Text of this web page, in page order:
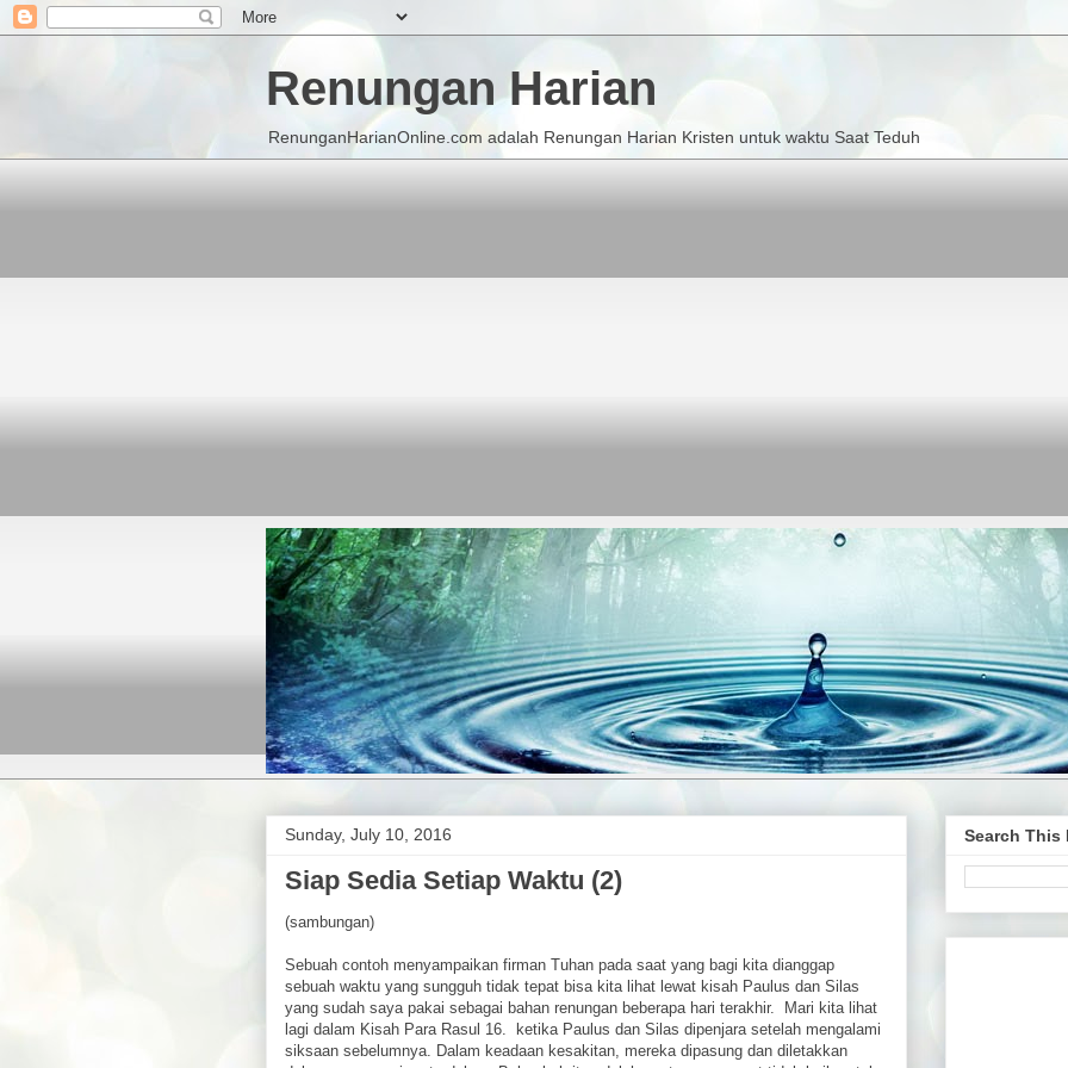
Renungan Harian
RenunganHarianOnline.com adalah Renungan Harian Kristen untuk waktu Saat Teduh
Sunday, July 10, 2016
Siap Sedia Setiap Waktu (2)
(sambungan)
Sebuah contoh menyampaikan firman Tuhan pada saat yang bagi kita dianggap
sebuah waktu yang sungguh tidak tepat bisa kita lihat lewat kisah Paulus dan Silas
yang sudah saya pakai sebagai bahan renungan beberapa hari terakhir. Mari kita lihat
lagi dalam Kisah Para Rasul 16. ketika Paulus dan Silas dipenjara setelah mengalami
siksaan sebelumnya. Dalam keadaan kesakitan, mereka dipasung dan diletakkan
Search This